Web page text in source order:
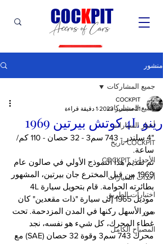
Accros of Cars
COCKPIT
منشور
جميع المشاركات
أخبار السيارات
COCKPIT تاريخ
الأحداث COCKPIT
أحداث السيارات
اختبارات الطريق
صور
المصباح الكامل
جميع المشاركات
رينو 4L كوتش بيرتين 1969
COCKPIT
21 سبتمبر 2023
1 دقيقة قراءة
"4 سلندر - 743 سم3 - 32 حصان - 110 كم/
ساعة.
تم تقديم هذا النموذج الأولي في صالون عام
1969 من قبل المخترع جان بيرتين، المشهور
موديل 1965 إلى سيارة "ذات مقعدين" كان
من الأسهل ركنها في المدن المزدحمة. تحت
غطاء المحرك، كل شيء هو نفسه، نجد
محرك 743 سم3 وقوة 32 حصان (SAE) مع